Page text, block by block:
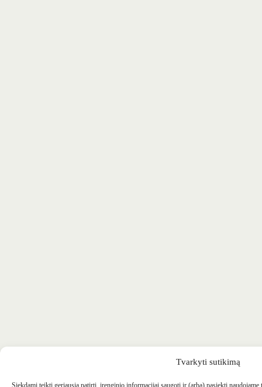
Tvarkyti sutikimą
Siekdami teikti geriausią patirtį, įrenginio informacijai saugoti ir (arba) pasiekti